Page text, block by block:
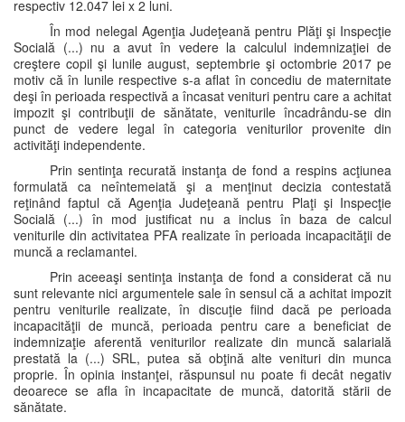
respectiv 12.047 lei x 2 luni.
În mod nelegal Agenţia Judeţeană pentru Plăţi şi Inspecţie
Socială (...) nu a avut în vedere la calculul indemnizaţiei de
creştere copil şi lunile august, septembrie şi octombrie 2017 pe
motiv că în lunile respective s-a aflat în concediu de maternitate
deşi în perioada respectivă a încasat venituri pentru care a achitat
impozit şi contribuţii de sănătate, veniturile încadrându-se din
punct de vedere legal în categoria veniturilor provenite din
activităţi independente.
Prin sentinţa recurată instanţa de fond a respins acţiunea
formulată ca neîntemeiată şi a menţinut decizia contestată
reţinând faptul că Agenţia Judeţeană pentru Plaţi şi Inspecţie
Socială (...) în mod justificat nu a inclus în baza de calcul
veniturile din activitatea PFA realizate în perioada incapacităţii de
muncă a reclamantei.
Prin aceeaşi sentinţa instanţa de fond a considerat că nu
sunt relevante nici argumentele sale în sensul că a achitat impozit
pentru veniturile realizate, în discuţie fiind dacă pe perioada
incapacităţii de muncă, perioada pentru care a beneficiat de
indemnizaţie aferentă veniturilor realizate din muncă salarială
prestată la (...) SRL, putea să obţină alte venituri din munca
proprie. În opinia instanţei, răspunsul nu poate fi decât negativ
deoarece se afla în incapacitate de muncă, datorită stării de
sănătate.